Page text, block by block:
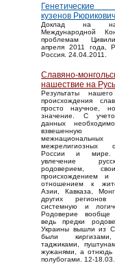
Генетические
кузенов
Доклад на
Международной
проблемам
апреля 2011 года,
Россия. 24.04.2011.
Славяно-
нашествие на Русь
Результаты
происхождения
просто научное, но
значение. С
данных
взвешенную
межрелигиозных
России и мире.
увлечение
родоверием,
происхождением и
отношением к
Азии, Кавказа,
других
системную и
Родоверие вообще
ведь предки
Украины вышли из
были
таджиками,
жужанями, а отнюдь
полубогами. 12-